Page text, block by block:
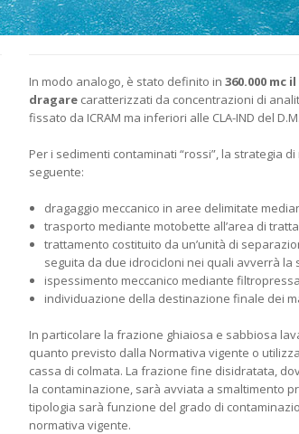
In modo analogo, è stato definito in 360.000 mc
dragare caratterizzati da concentrazioni di
fissato da ICRAM ma inferiori alle CLA-IND del
Per i sedimenti contaminati “rossi”, la strategia
seguente:
dragaggio meccanico in aree delimitate
trasporto mediante motobette all’area di
trattamento costituito da un’unità di
seguita da due idrocicloni nei quali avverrà
ispessimento meccanico mediante
individuazione della destinazione finale dei
In particolare la frazione ghiaiosa e sabbiosa
quanto previsto dalla Normativa vigente o
cassa di colmata. La frazione fine disidratata,
la contaminazione, sarà avviata a smaltimento
tipologia sarà funzione del grado di
normativa vigente.